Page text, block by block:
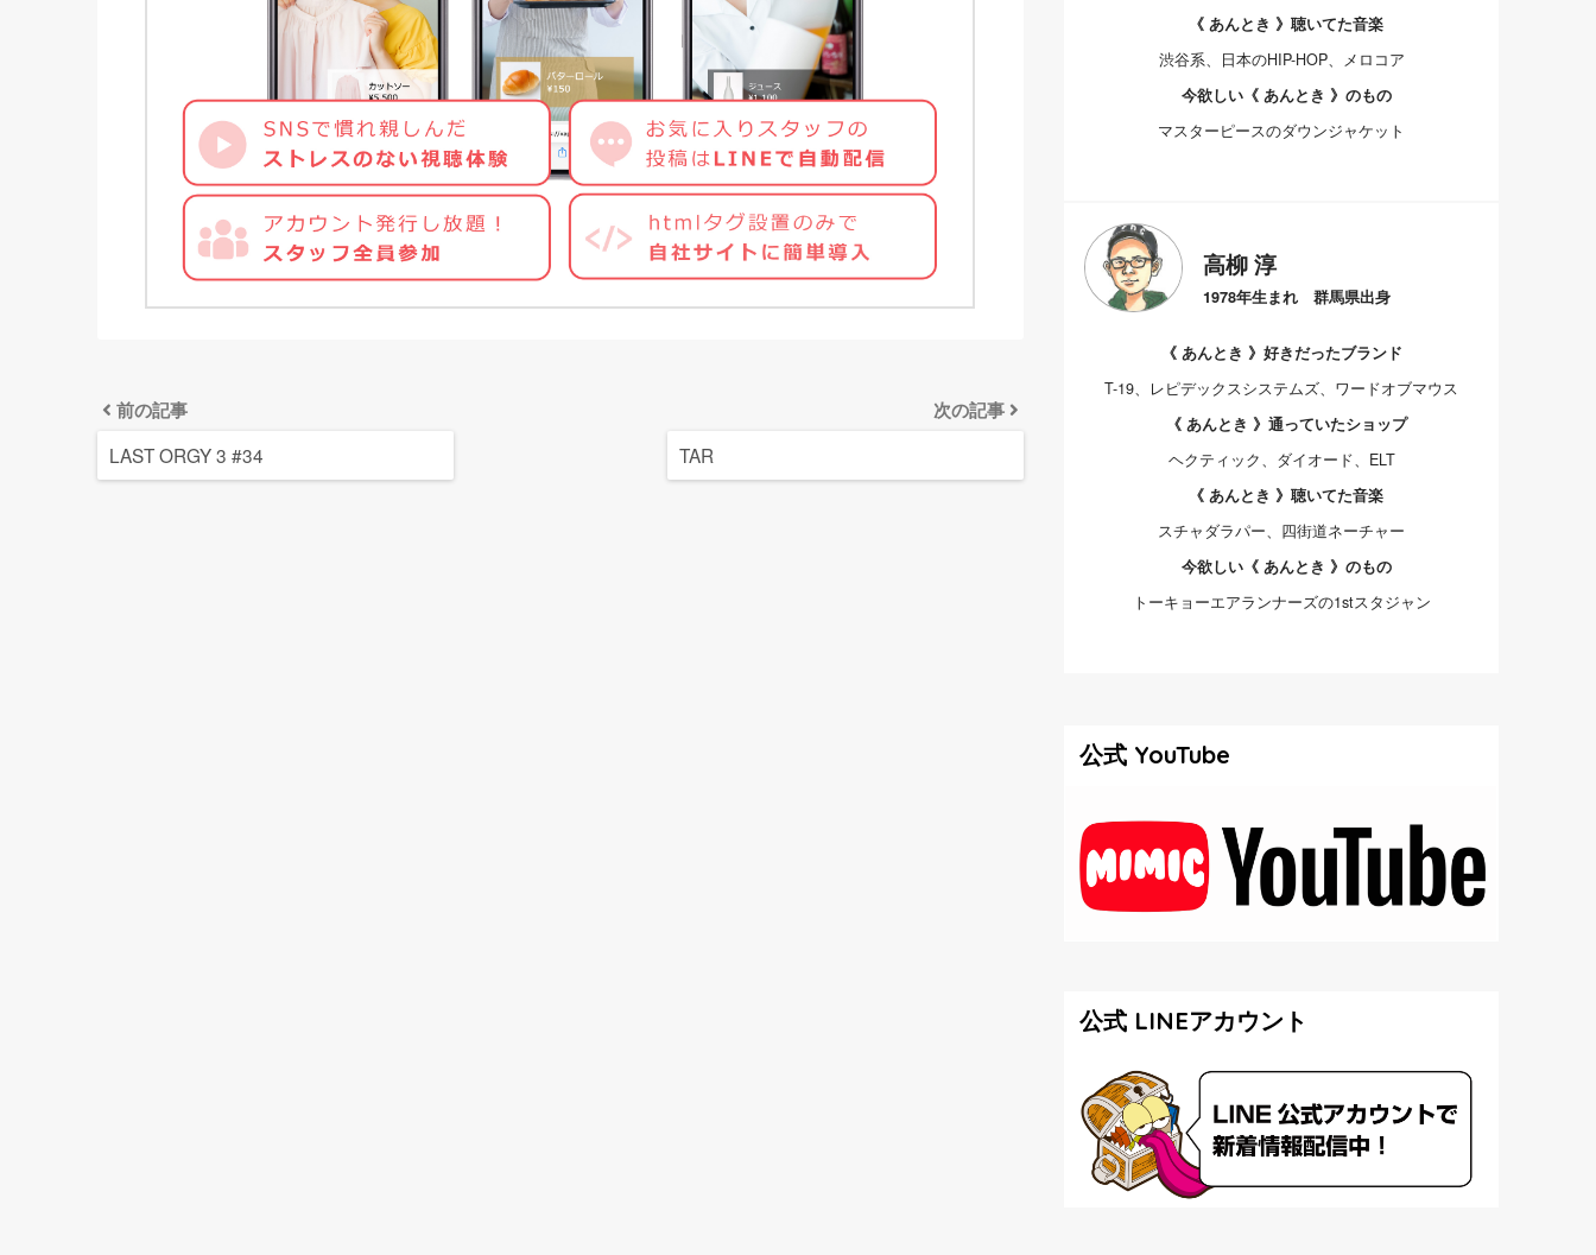
前の記事
LAST ORGY 3 #34
次の記事
TAR
《 あんとき 》聴いてた音楽
渋谷系、日本のHIP-HOP、メロコア
今欲しい《 あんとき 》のもの
マスターピースのダウンジャケット
高柳 淳
1978年生まれ 群馬県出身
《 あんとき 》好きだったブランド
T-19、レピデックスシステムズ、ワードオブマウス
《 あんとき 》通っていたショップ
ヘクティック、ダイオード、ELT
《 あんとき 》聴いてた音楽
スチャダラパー、四街道ネーチャー
今欲しい《 あんとき 》のもの
トーキョーエアランナーズの1stスタジャン
公式 YouTube
公式 LINEアカウント